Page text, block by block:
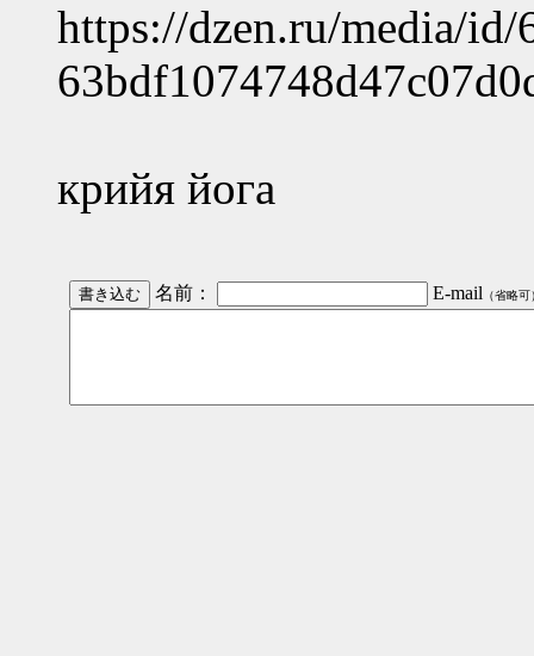
https://dzen.ru/media/id/
крийя йога
名前： E-mail （省略可